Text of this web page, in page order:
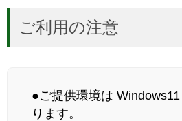
ご利用の注意
●ご提供環境は
ります。